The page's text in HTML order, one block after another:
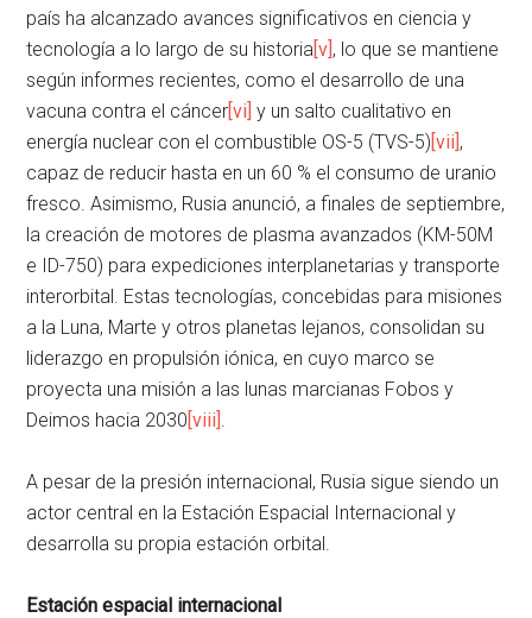
país ha alcanzado avances significativos en ciencia y
tecnología a lo largo de su historia[v], lo que se mantiene
según informes recientes, como el desarrollo de una
vacuna contra el cáncer[vi] y un salto cualitativo en
energía nuclear con el combustible OS-5 (TVS-5)[vii],
capaz de reducir hasta en un 60 % el consumo de uranio
fresco. Asimismo, Rusia anunció, a finales de septiembre,
la creación de motores de plasma avanzados (KM-50M
e ID-750) para expediciones interplanetarias y transporte
interorbital. Estas tecnologías, concebidas para misiones
a la Luna, Marte y otros planetas lejanos, consolidan su
liderazgo en propulsión iónica, en cuyo marco se
proyecta una misión a las lunas marcianas Fobos y
Deimos hacia 2030[viii]
A pesar de la presión internacional, Rusia sigue siendo un
actor central en la Estación Espacial Internacional y
desarrolla su propia estación orbital.
Estación espacial internacional